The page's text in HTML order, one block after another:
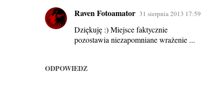
ODPOWIEDZ
Raven Fotoamator 31 sierpnia 2013 17:59
Dziękuję :) Miejsce faktycznie
pozostawia niezapomniane wrażenie ...